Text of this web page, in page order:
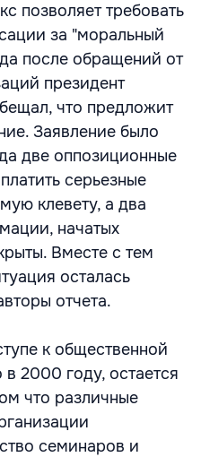
позволяет требовать
за "моральный
после обращений от
президент
что предложит
Заявление было
две оппозиционные
серьезные
клевету, а два
начатых
Вместе с тем
осталась
отчета.
к общественной
2000 году, остается
что различные
семинаров и